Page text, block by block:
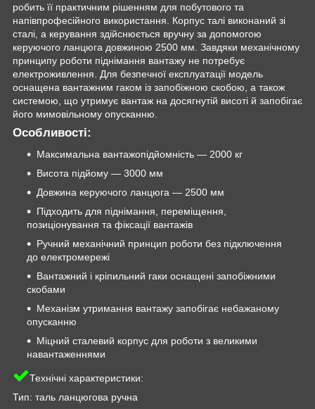
робить її практичним рішенням для побутового та
напівпрофесійного використання. Корпус талі виконаний зі
сталі, а керування здійснюється вручну за допомогою
керуючого ланцюга довжиною 2500 мм. Завдяки механічному
принципу роботи піднімання вантажу не потребує
електроживлення. Для безпечної експлуатації модель
оснащена вантажним гаком із запобіжною скобою, а також
системою, що утримує вантаж на досягнутій висоті й запобігає
його мимовільному опусканню.
Особливості:
Максимальна вантажопідйомність — 2000 кг
Висота підйому — 3000 мм
Довжина керуючого ланцюга — 2500 мм
Підходить для піднімання, переміщення,
позиціонування та фіксації вантажів
Ручний механічний принцип роботи без підключення
до електромережі
Вантажний і кріпильний гаки оснащені запобіжними
скобами
Механізм утримання вантажу запобігає небажаному
опусканню
Міцний сталевий корпус для роботи з великими
навантаженнями
Технічні характеристики:
Тип: таль ланцюгова ручна